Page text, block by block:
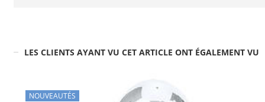
LES CLIENTS AYANT VU CET ARTICLE ONT ÉGALEMENT VU
NOUVEAUTÉS